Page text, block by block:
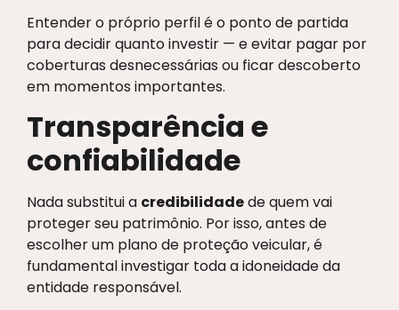
Entender o próprio perfil é o ponto de partida
para decidir quanto investir — e evitar pagar por
coberturas desnecessárias ou ficar descoberto
em momentos importantes.
Transparência e
confiabilidade
Nada substitui a credibilidadede quem vai
proteger seu patrimônio. Por isso, antes de
escolher um plano de proteção veicular, é
fundamental investigar toda a idoneidade da
entidade responsável.